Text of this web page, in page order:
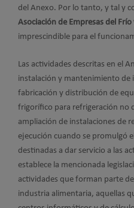
del Anexo. Por lo tanto, y tal y
Asociación de Empresas del Frío
imprescindible para el
Las actividades descritas en el
instalación y mantenimiento de
fabricación y distribución de
frigorífico para refrigeración no
ampliación de instalaciones de
ejecución cuando se promulgó
destinadas a dar servicio a las
establece la mencionada
actividades que forman parte
industria alimentaria, aquellas